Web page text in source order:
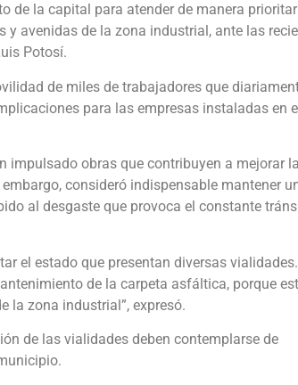
de la capital para atender de manera
avenidas de la zona industrial, ante las
Potosí.
de miles de trabajadores que
para las empresas instaladas en
impulsado obras que contribuyen a mejorar la
consideró indispensable mantener
al desgaste que provoca el constante
el estado que presentan diversas
de la carpeta asfáltica, porque
la zona industrial”, expresó.
de las vialidades deben contemplarse de